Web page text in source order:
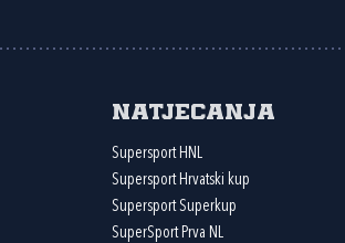
Natjecanja
Supersport HNL
Supersport Hrvatski kup
Supersport Superkup
SuperSport Prva NL